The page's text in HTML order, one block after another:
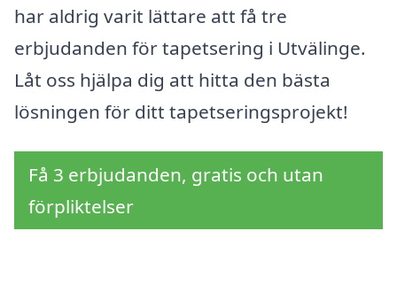
har aldrig varit lättare att få tre
erbjudanden för tapetsering i Utvälinge.
Låt oss hjälpa dig att hitta den bästa
lösningen för ditt tapetseringsprojekt!
Få 3 erbjudanden, gratis och utan
förpliktelser